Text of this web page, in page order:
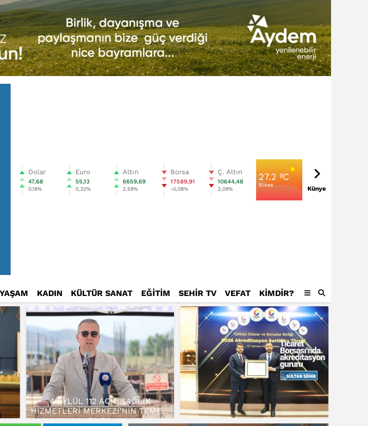
Dolar
47,68
0,18%
Euro
55,13
0,32%
Altın
6659,69
2,59%
Borsa
17589,91
-0,08%
Ç. Altın
10644,48
2,09%
27.2 ºC
Sivas
Künye
YAŞAM KADIN KÜLTÜR SANAT EĞİTİM SEHİR TV VEFAT KIMDIR?
4 EYLÜL 112 ACİL SAĞLIK
HİZMETLERİ MERKEZİ’NİN TEMELİ
ATILDI…